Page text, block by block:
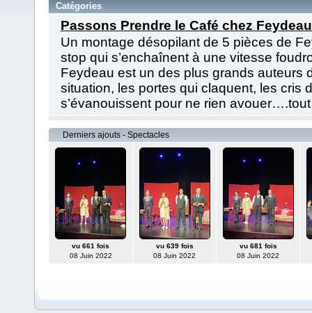
Catégories
Passons Prendre le Café chez
Un montage désopilant de 5 pièces de
stop qui s’enchaînent à une vitesse
Feydeau est un des plus grands auteurs
situation, les portes qui claquent, les cris
s’évanouissent pour ne rien
Derniers ajouts - Spectacles
vu 661 fois
08 Juin 2022
vu 639 fois
08 Juin 2022
vu 681 fois
08 Juin 2022